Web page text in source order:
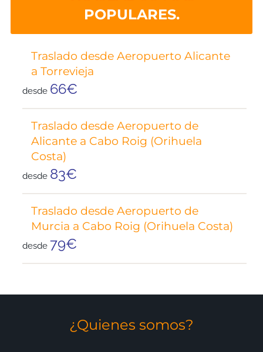
POPULARES.
Traslado desde Aeropuerto Alicante
a Torrevieja
desde 66€
Traslado desde Aeropuerto de
Alicante a Cabo Roig (Orihuela
Costa)
desde 83€
Traslado desde Aeropuerto de
Murcia a Cabo Roig (Orihuela Costa)
desde 79€
¿Quienes somos?